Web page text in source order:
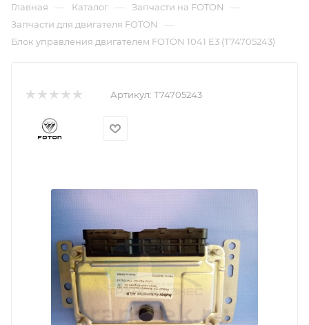
Главная — Каталог — Запчасти на FOTON —
Запчасти для двигателя FOTON —
Блок управления двигателем FOTON 1041 Е3 (Т74705243)
Артикул: Т74705243